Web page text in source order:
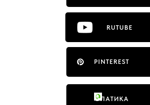
PINTEREST
ФЛАТИКА
RUTUBE